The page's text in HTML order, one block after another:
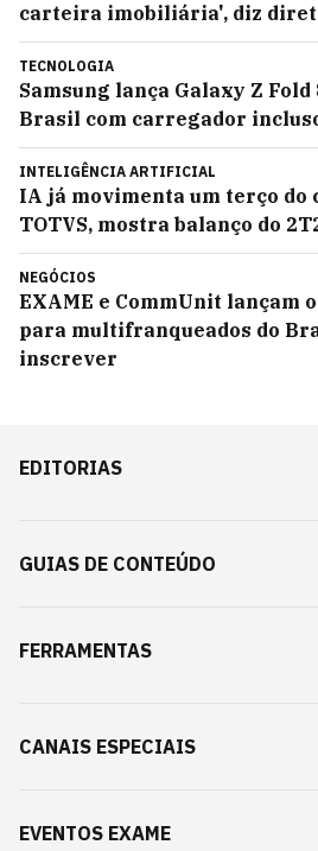
carteira imobiliária', diz
TECNOLOGIA
Samsung lança Galaxy Z Fold
Brasil com carregador
INTELIGÊNCIA ARTIFICIAL
IA já movimenta um terço do
TOTVS, mostra balanço do
NEGÓCIOS
EXAME e CommUnit lançam
para multifranqueados do
inscrever
EDITORIAS
GUIAS DE CONTEÚDO
FERRAMENTAS
CANAIS ESPECIAIS
EVENTOS EXAME